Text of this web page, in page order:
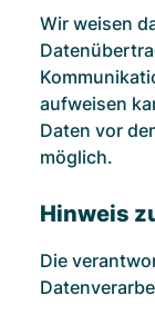
Wir weisen
aufweisen
Daten vor
möglich.
Hinweis
Die